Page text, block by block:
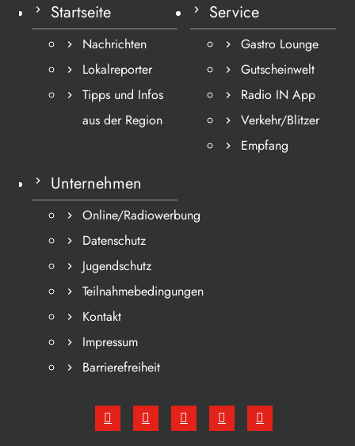
Startseite
Nachrichten
Lokalreporter
Tipps und Infos
aus der Region
Service
Gastro Lounge
Gutscheinwelt
Radio IN App
Verkehr/Blitzer
Empfang
Unternehmen
Online/Radiowerbung
Datenschutz
Jugendschutz
Teilnahmebedingungen
Kontakt
Impressum
Barrierefreiheit